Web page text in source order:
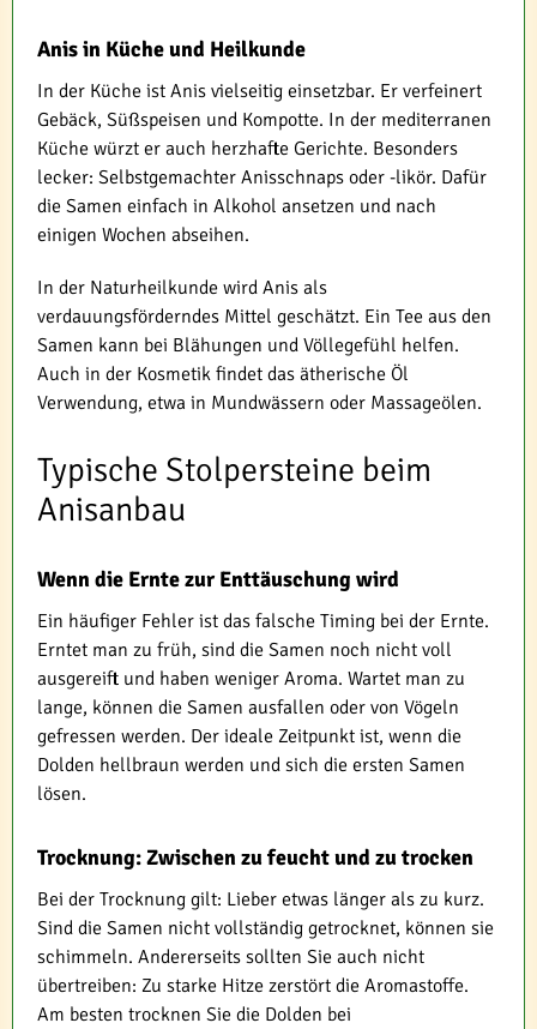
Anis in Küche und Heilkunde
In der Küche ist Anis vielseitig einsetzbar. Er verfeinert
Gebäck, Süßspeisen und Kompotte. In der mediterranen
Küche würzt er auch herzhafte Gerichte. Besonders
lecker: Selbstgemachter Anisschnaps oder -likör. Dafür
die Samen einfach in Alkohol ansetzen und nach
einigen Wochen abseihen.
In der Naturheilkunde wird Anis als
verdauungsförderndes Mittel geschätzt. Ein Tee aus den
Samen kann bei Blähungen und Völlegefühl helfen.
Auch in der Kosmetik findet das ätherische Öl
Verwendung, etwa in Mundwässern oder Massageölen.
Typische Stolpersteine beim
Anisanbau
Wenn die Ernte zur Enttäuschung wird
Ein häufiger Fehler ist das falsche Timing bei der Ernte.
Erntet man zu früh, sind die Samen noch nicht voll
ausgereift und haben weniger Aroma. Wartet man zu
lange, können die Samen ausfallen oder von Vögeln
gefressen werden. Der ideale Zeitpunkt ist, wenn die
Dolden hellbraun werden und sich die ersten Samen
lösen.
Trocknung: Zwischen zu feucht und zu trocken
Bei der Trocknung gilt: Lieber etwas länger als zu kurz.
Sind die Samen nicht vollständig getrocknet, können sie
schimmeln. Andererseits sollten Sie auch nicht
übertreiben: Zu starke Hitze zerstört die Aromastoffe.
Am besten trocknen Sie die Dolden bei